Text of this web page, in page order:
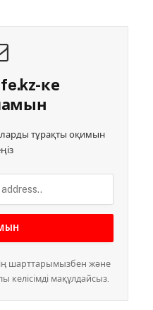
ке
тұрақты оқимын
шарттарымызбен және
келісімді мақұлдайсыз.